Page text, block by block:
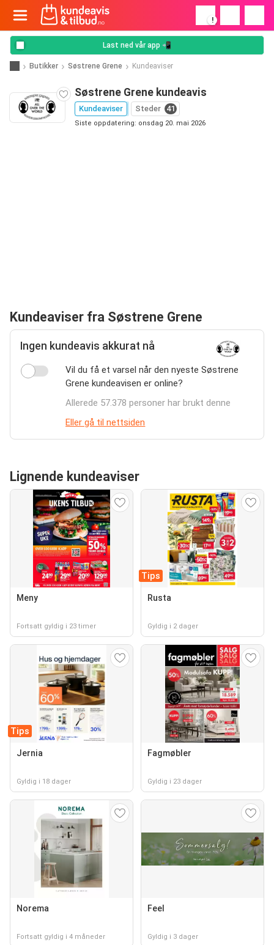
!
Last ned vår app 📲
Butikker Søstrene Grene Kundeaviser
Søstrene Grene kundeavis
Kundeaviser Steder 41
Siste oppdatering: onsdag 20. mai 2026
Kundeaviser fra Søstrene Grene
Ingen kundeavis akkurat nå
Vil du få et varsel når den nyeste Søstrene
Grene kundeavisen er online?
Allerede 57.378 personer har brukt denne
Eller gå til nettsiden
Lignende kundeaviser
Meny
Fortsatt gyldig i 23 timer
Tips
Rusta
Gyldig i 2 dager
Tips
Jernia
Gyldig i 18 dager
Fagmøbler
Gyldig i 23 dager
Norema
Fortsatt gyldig i 4 måneder
Feel
Gyldig i 3 dager